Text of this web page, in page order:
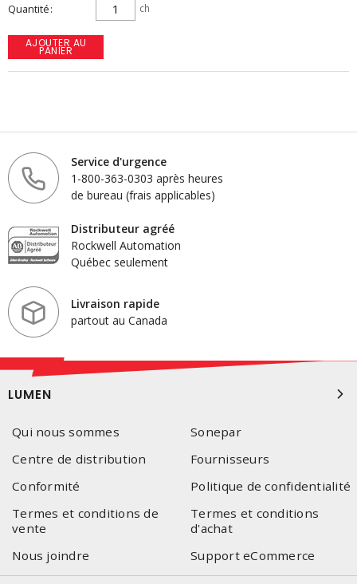
Quantité ch
AJOUTER AU
PANIER
Service d'urgence
1-800-363-0303 après heures
de bureau (frais applicables)
Distributeur agréé
Rockwell Automation
Québec seulement
Livraison rapide
partout au Canada
LUMEN
Qui nous sommes
Sonepar
Centre de distribution
Fournisseurs
Conformité
Politique de confidentialité
Termes et conditions de
vente
Termes et conditions
d'achat
Nous joindre
Support eCommerce